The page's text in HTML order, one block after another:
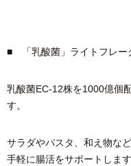
■ 「乳酸菌」ライトフレー
乳酸菌EC-12株を1000億個
す。
サラダやパスタ、和え物な
手軽に腸活をサポートします